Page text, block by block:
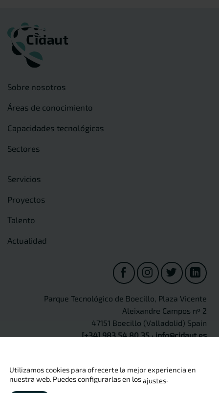
Sobre nosotros
Áreas de conocimiento
Capacidades tecnológicas
Sectores
Servicios
Proyectos
Talento
Actualidad
Parque Tecnológico de Boecillo, Plaza Vicente
Aleixandre Campos nº 2
47151 Boecillo (Valladolid) Spain
[+34] 983 54 80 35·info@cidaut.es
Copyright 2026 © CIDAUT
Utilizamos cookies para ofrecerte la mejor experiencia en
nuestra web. Puedes configurarlas en losajustes.